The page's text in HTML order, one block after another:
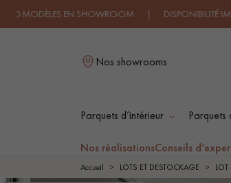
SHOWROOM | DISPONIBILITÉ IMMÉDIATE |
Nos showrooms
Parquets d’intérieur Parquets
Nos réalisationsConseils
Accueil LOTS ET DESTOCKAGE